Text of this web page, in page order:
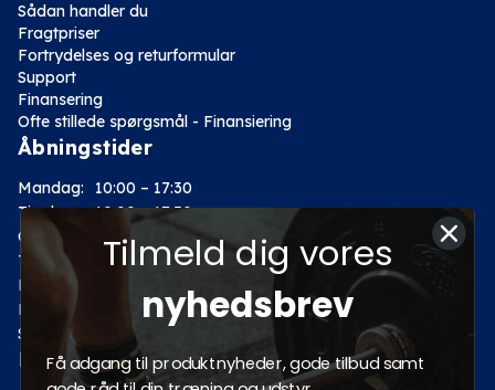
Sådan handler du
Fragtpriser
Fortrydelses og returformular
Support
Finansering
Ofte stillede spørgsmål - Finansiering
Åbningstider
Mandag:
10:00 – 17:30
Tirsdag: 10:00 – 17:30
Onsdag:
10:00 – 17:30
Torsdag:
10:00 – 17:30
Fredag:
Lørdag:
10:00 – 14:00
Søndag: Lukket
Kategorier
Tilmeld dig vores
nyhedsbrev
Få adgang til produktnyheder, gode tilbud samt